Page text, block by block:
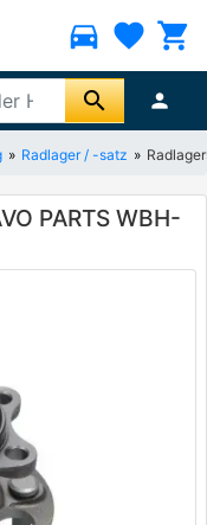
directions_car favorite shopping_cart
search person
Radlager / -satz
PARTS WBH-